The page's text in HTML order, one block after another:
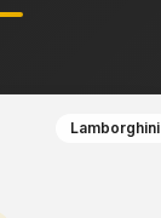
Lamborghini